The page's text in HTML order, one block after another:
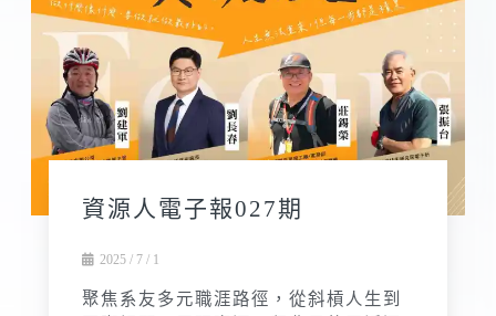
資源人電子報027期
2025 / 7 / 1
聚焦系友多元職涯路徑，從斜槓人生到